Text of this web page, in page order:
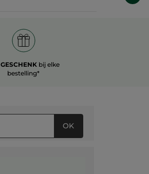
GESCHENK bij elke
bestelling*
OK